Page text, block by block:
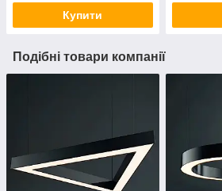
Купити
Подібні товари компанії